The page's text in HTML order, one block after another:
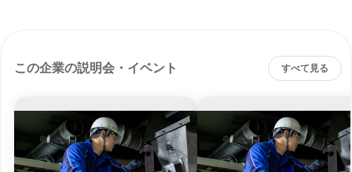
この企業の説明会・イベント すべて見る